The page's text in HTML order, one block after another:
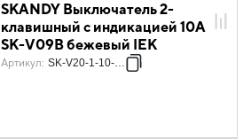
SKANDY Выключатель 2-
клавишный с индикацией 10А
SK-V09B бежевый IEK
Артикул: SK-V20-1-10-K10